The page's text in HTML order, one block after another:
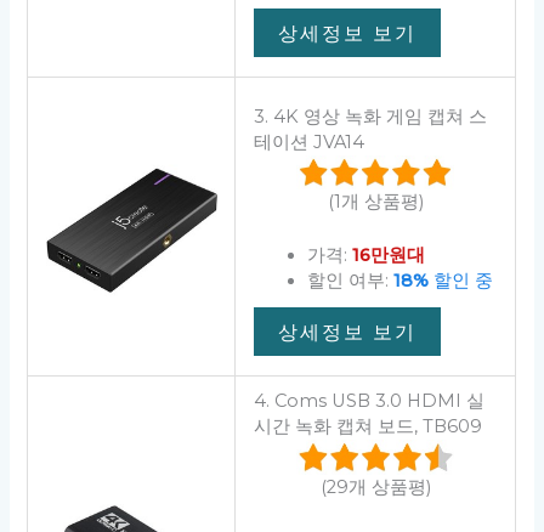
상세정보 보기
3. 4K 영상 녹화 게임 캡쳐 스
테이션 JVA14
(1개 상품평)
가격: 16만원대
할인 여부: 18%할인 중
상세정보 보기
4. Coms USB 3.0 HDMI 실
시간 녹화 캡쳐 보드, TB609
(29개 상품평)